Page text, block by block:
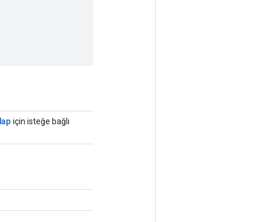
için isteğe bağlı